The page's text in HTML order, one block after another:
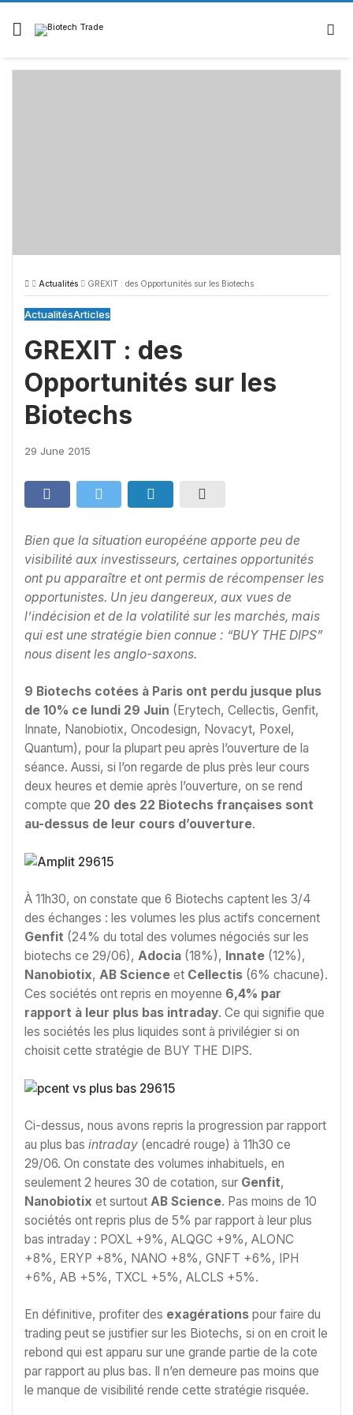
Actualités GREXIT : des Opportunités sur les Biotechs
ActualitésArticles
GREXIT : des
Opportunités sur les
Biotechs
29 June 2015
Bien que la situation europééne apporte peu de
visibilité aux investisseurs, certaines opportunités
ont pu apparaître et ont permis de récompenser les
opportunistes. Un jeu dangereux, aux vues de
l’indécision et de la volatilité sur les marchés, mais
qui est une stratégie bien connue : “BUY THE DIPS”
nous disent les anglo-saxons.
9 Biotechs cotées à Paris ont perdu jusque plus
de 10% ce lundi 29 Juin (Erytech, Cellectis, Genfit,
Innate, Nanobiotix, Oncodesign, Novacyt, Poxel,
Quantum), pour la plupart peu après l’ouverture de la
séance. Aussi, si l’on regarde de plus près leur cours
deux heures et demie après l’ouverture, on se rend
compte que 20 des 22 Biotechs françaises sont
au-dessus de leur cours d’ouverture.
À 11h30, on constate que 6 Biotechs captent les 3/4
des échanges : les volumes les plus actifs concernent
Genfit (24% du total des volumes négociés sur les
biotechs ce 29/06), Adocia (18%), Innate (12%),
Nanobiotix, AB Science et Cellectis (6% chacune).
Ces sociétés ont repris en moyenne 6,4% par
rapport à leur plus bas intraday. Ce qui signifie que
les sociétés les plus liquides sont à privilégier si on
choisit cette stratégie de BUY THE DIPS.
Ci-dessus, nous avons repris la progression par rapport
au plus bas intraday (encadré rouge) à 11h30 ce
29/06. On constate des volumes inhabituels, en
seulement 2 heures 30 de cotation, sur Genfit,
Nanobiotix et surtout AB Science. Pas moins de 10
sociétés ont repris plus de 5% par rapport à leur plus
bas intraday : POXL +9%, ALQGC +9%, ALONC
+8%, ERYP +8%, NANO +8%, GNFT +6%, IPH
+6%, AB +5%, TXCL +5%, ALCLS +5%.
En définitive, profiter des exagérations pour faire du
trading peut se justifier sur les Biotechs, si on en croit le
rebond qui est apparu sur une grande partie de la cote
par rapport au plus bas. Il n’en demeure pas moins que
le manque de visibilité rende cette stratégie risquée.